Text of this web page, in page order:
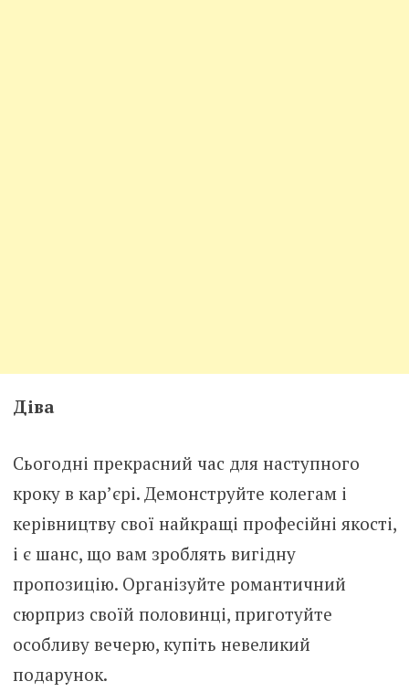
Діва
Сьогодні прекрасний час для наступного
кроку в кар’єрі. Демонструйте колегам і
керівництву свої найкращі професійні якості,
і є шанс, що вам зроблять вигідну
пропозицію. Організуйте романтичний
сюрприз своїй половинці, приготуйте
особливу вечерю, купіть невеликий
подарунок.